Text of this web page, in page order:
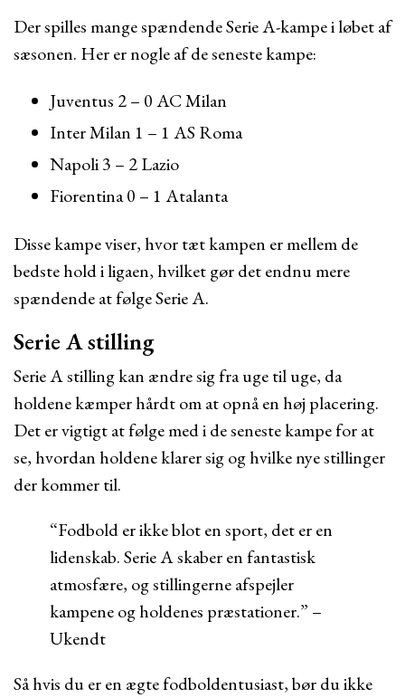
Der spilles mange spændende Serie A-kampe i løbet af
sæsonen. Her er nogle af de seneste kampe:
Juventus 2 – 0 AC Milan
Inter Milan 1 – 1 AS Roma
Napoli 3 – 2 Lazio
Fiorentina 0 – 1 Atalanta
Disse kampe viser, hvor tæt kampen er mellem de
bedste hold i ligaen, hvilket gør det endnu mere
spændende at følge Serie A.
Serie A stilling
Serie A stilling kan ændre sig fra uge til uge, da
holdene kæmper hårdt om at opnå en høj placering.
Det er vigtigt at følge med i de seneste kampe for at
se, hvordan holdene klarer sig og hvilke nye stillinger
der kommer til.
“Fodbold er ikke blot en sport, det er en
lidenskab. Serie A skaber en fantastisk
atmosfære, og stillingerne afspejler
kampene og holdenes præstationer.” –
Ukendt
Så hvis du er en ægte fodboldentusiast, bør du ikke